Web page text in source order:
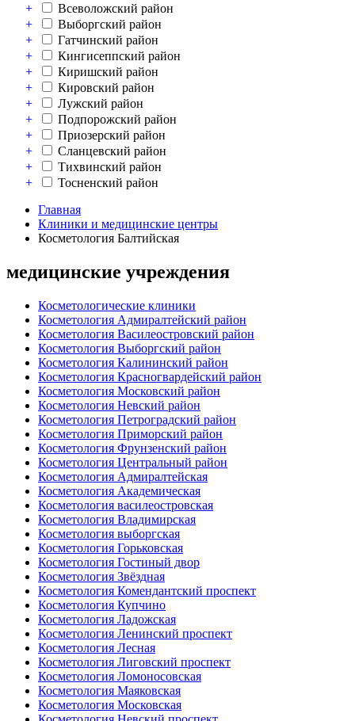
+
Всеволожский район
+
Выборгский район
+
Гатчинский район
+
Кингисеппский район
+
Киришский район
+
Кировский район
+
Лужский район
+
Подпорожский район
+
Приозерский район
+
Сланцевский район
+
Тихвинский район
+
Тосненский район
Главная
Клиники и медицинские центры
Косметология Балтийская
медицинские учреждения
Косметологические клиники
Косметология Адмиралтейский район
Косметология Василеостровский район
Косметология Выборгский район
Косметология Калининский район
Косметология Красногвардейский район
Косметология Московский район
Косметология Невский район
Косметология Петроградский район
Косметология Приморский район
Косметология Фрунзенский район
Косметология Центральный район
Косметология Адмиралтейская
Косметология Академическая
Косметология василеостровская
Косметология Владимирская
Косметология выборгская
Косметология Горьковская
Косметология Гостиный двор
Косметология Звёздная
Косметология Комендантский проспект
Косметология Купчино
Косметология Ладожская
Косметология Ленинский проспект
Косметология Лесная
Косметология Лиговский проспект
Косметология Ломоносовская
Косметология Маяковская
Косметология Московская